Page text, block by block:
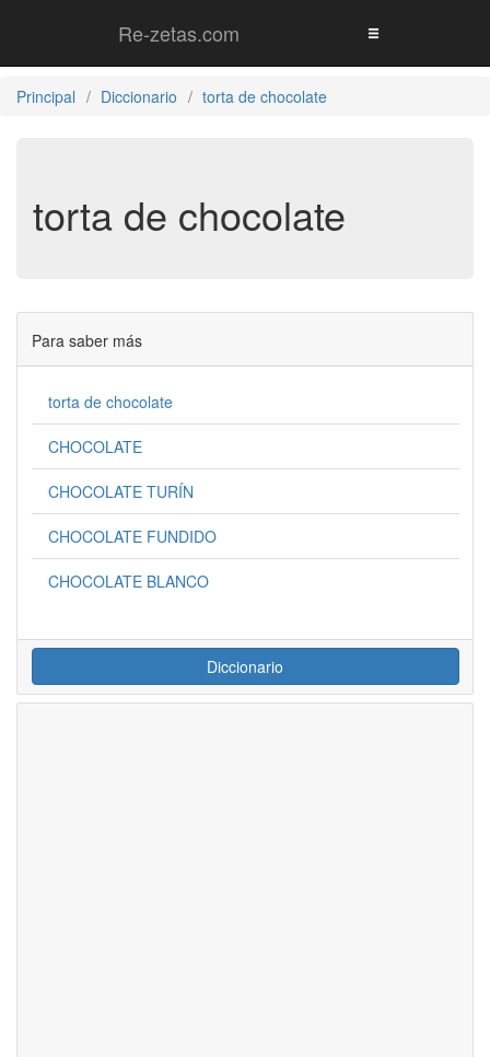
Re-zetas.com
Principal Diccionario torta de chocolate
torta de chocolate
Para saber más
torta de chocolate
CHOCOLATE
CHOCOLATE TURÍN
CHOCOLATE FUNDIDO
CHOCOLATE BLANCO
Diccionario